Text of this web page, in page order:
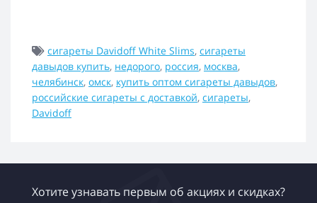
сигареты Davidoff White Slims, сигареты
давыдов купить, недорого, россия, москва,
челябинск, омск, купить оптом сигареты давыдов,
российские сигареты с доставкой, сигареты,
Davidoff
Хотите узнавать первым об акциях и скидках?